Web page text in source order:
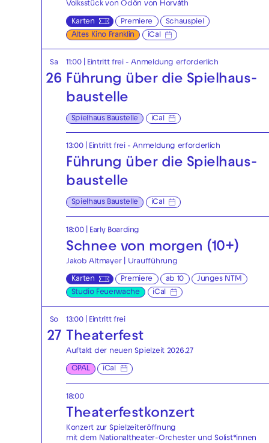
Volksstück von Ödön von Horváth
Karten Premiere
Schauspiel
Altes Kino Franklin
iCal
Sa
26
11:00| Eintritt frei - Anmeldung erforderlich
Führung über die Spielhaus­
baustelle
Spielhaus Baustelle iCal
13:00| Eintritt frei - Anmeldung erforderlich
Führung über die Spielhaus­
baustelle
Spielhaus Baustelle iCal
18:00| Early Boarding
Schnee von morgen (10+)
Jakob Altmayer | Uraufführung
Karten Premiere ab 10
Junges NTM
Studio Feuerwache
iCal
So
27
13:00| Eintritt frei
Theaterfest
Auftakt der neuen Spielzeit 2026.27
OPAL iCal
18:00
Theaterfest­konzert
Konzert zur Spielzeiteröffnung
mit dem Nationaltheater-Orchester und Solist*innen